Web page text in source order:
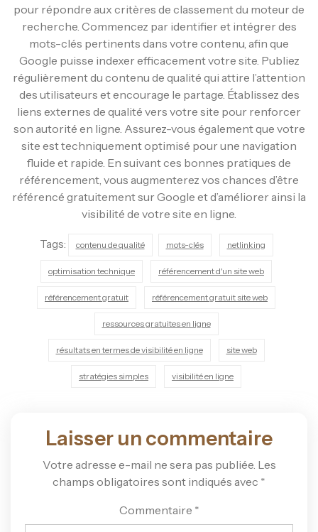
pour répondre aux critères de classement du moteur de
recherche. Commencez par identifier et intégrer des
mots-clés pertinents dans votre contenu, afin que
Google puisse indexer efficacement votre site. Publiez
régulièrement du contenu de qualité qui attire l’attention
des utilisateurs et encourage le partage. Établissez des
liens externes de qualité vers votre site pour renforcer
son autorité en ligne. Assurez-vous également que votre
site est techniquement optimisé pour une navigation
fluide et rapide. En suivant ces bonnes pratiques de
référencement, vous augmenterez vos chances d’être
référencé gratuitement sur Google et d’améliorer ainsi la
visibilité de votre site en ligne.
Tags: contenu de qualité mots-clés netlinking
optimisation technique référencement d'un site web
référencement gratuit référencement gratuit site web
ressources gratuites en ligne
résultats en termes de visibilité en ligne site web
stratégies simples visibilité en ligne
Laisser un commentaire
Votre adresse e-mail ne sera pas publiée. Les
champs obligatoires sont indiqués avec *
Commentaire *